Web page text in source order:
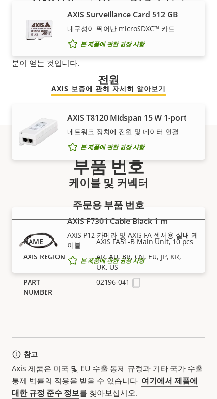
AXIS Surveillance Card 512 GB
내구성이 뛰어난 microSDXC™ 카드
본 제품에 관한 권장 사항
전원
AXIS T8120 Midspan 15 W 1-port
네트워크 장치에 전원 및 데이터 연결
본 제품에 관한 권장 사항
케이블 및 커넥터
AXIS F7301 Cable Black 1 m
AXIS P12 카메라 및 AXIS FA 센서용 실내 케
이블
본 제품에 관한 권장 사항
새로운 5년 보증을 통해 수년간 문제 없이 소유하고, 비용
을 관리하게 됩니다. 게다가 작은 글귀에 놀랄 일이 숨어
있지도 않습니다. 당사에서 약속하는 내용이 정확히 여러
분이 얻는 것입니다.
AXIS 보증에 관해 자세히 알아보기
부품 번호
주문용 부품 번호
AXIS FA51-B Main Unit, 10 pcs
AR, AU, BR, CN, EU, JP, KR,
UK, US
02196-041
참고
Axis 제품은 미국 및 EU 수출 통제 규정과 기타 국가 수출
통제 법률의 적용을 받을 수 있습니다. 여기에서 제품에
대한 규정 준수 정보를 찾아보십시오.